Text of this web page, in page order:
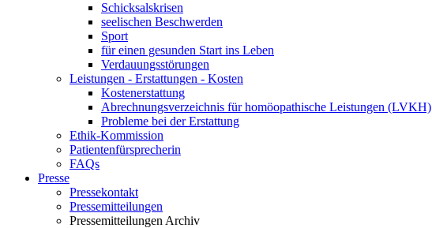
Schicksalskrisen
seelischen Beschwerden
Sport
für einen gesunden Start ins Leben
Verdauungsstörungen
Leistungen - Erstattungen - Kosten
Kostenerstattung
Abrechnungsverzeichnis für homöopathische Leistungen (LVKH)
Probleme bei der Erstattung
Ethik-Kommission
Patientenfürsprecherin
FAQs
Presse
Pressekontakt
Pressemitteilungen
Pressemitteilungen Archiv